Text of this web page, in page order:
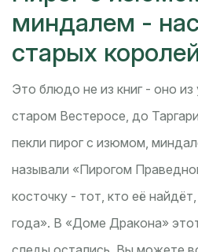
миндалем -
старых
Это блюдо не из книг - оно
старом Вестеросе, до
пекли пирог с изюмом,
называли «Пирогом
косточку - тот, кто её
года». В «Доме Дракона»